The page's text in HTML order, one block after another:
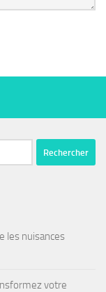
les nuisances
votre